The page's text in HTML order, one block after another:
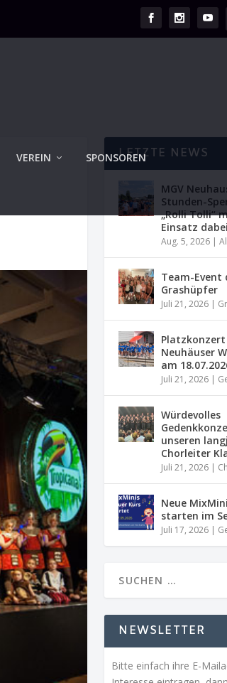
VEREIN SPONSORENLETZTE NEWS
MGV
Stunden-
„Rolli Tolli“
Einsatz dabei
Aug. 5, 2026 |
Team-Event
Grashüpfer
Juli 21, 2026 |
Neuhäuser
am
Juli 21, 2026 |
Würdevolles
unseren
Chorleiter
Juli 21, 2026 |
Neue
starten im
Juli 17, 2026 |
NEWSLETTER
Bitte einfach ihre E-